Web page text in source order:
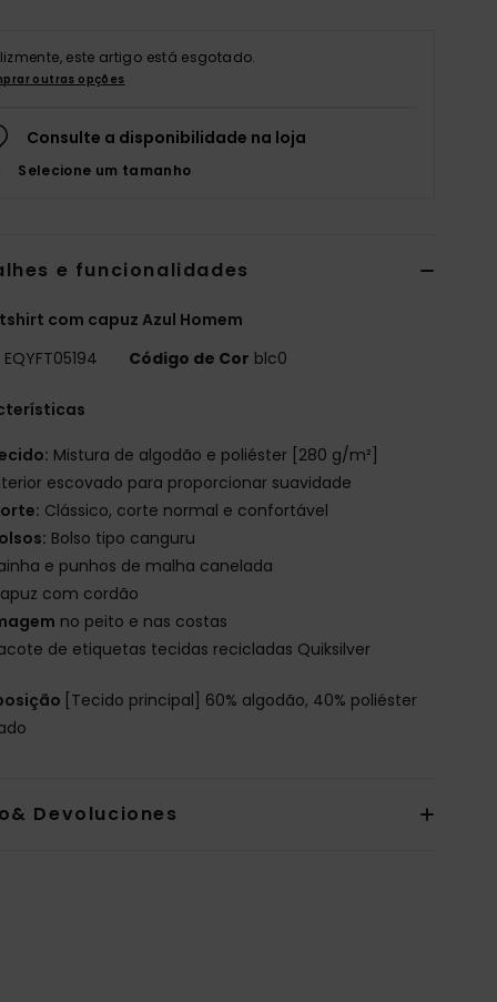
este artigo está esgotado.
outras opções
Consulte a disponibilidade na loja
Selecione um tamanho
e funcionalidades
com capuz Azul Homem
EQYFT05194 Código de Cor blc0
Mistura de algodão e poliéster [280 g/m²]
escovado para proporcionar suavidade
Clássico, corte normal e confortável
Bolso tipo canguru
e punhos de malha canelada
com cordão
no peito e nas costas
de etiquetas tecidas recicladas Quiksilver
[Tecido principal] 60% algodão, 40% poliéster
Devoluciones